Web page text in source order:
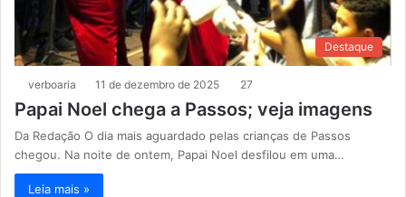
Destaque
verboaria 11 de dezembro de 2025 27
Papai Noel chega a Passos; veja imagens
Da Redação O dia mais aguardado pelas crianças de Passos
chegou. Na noite de ontem, Papai Noel desfilou em uma…
Leia mais »